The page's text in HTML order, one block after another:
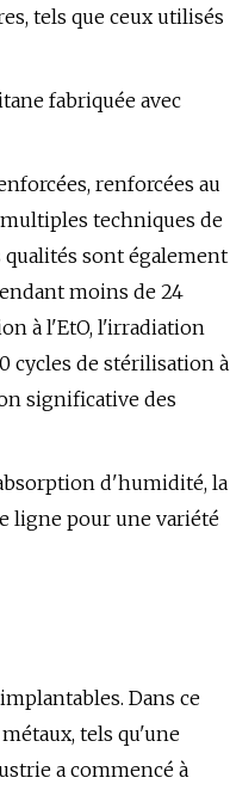
tels que ceux utilisés
fabriquée avec
renforcées au
techniques de
sont également
moins de 24
à l'EtO, l'irradiation
cycles de stérilisation à
significative des
d'humidité, la
ligne pour une variété
Dans ce
tels qu'une
a commencé à